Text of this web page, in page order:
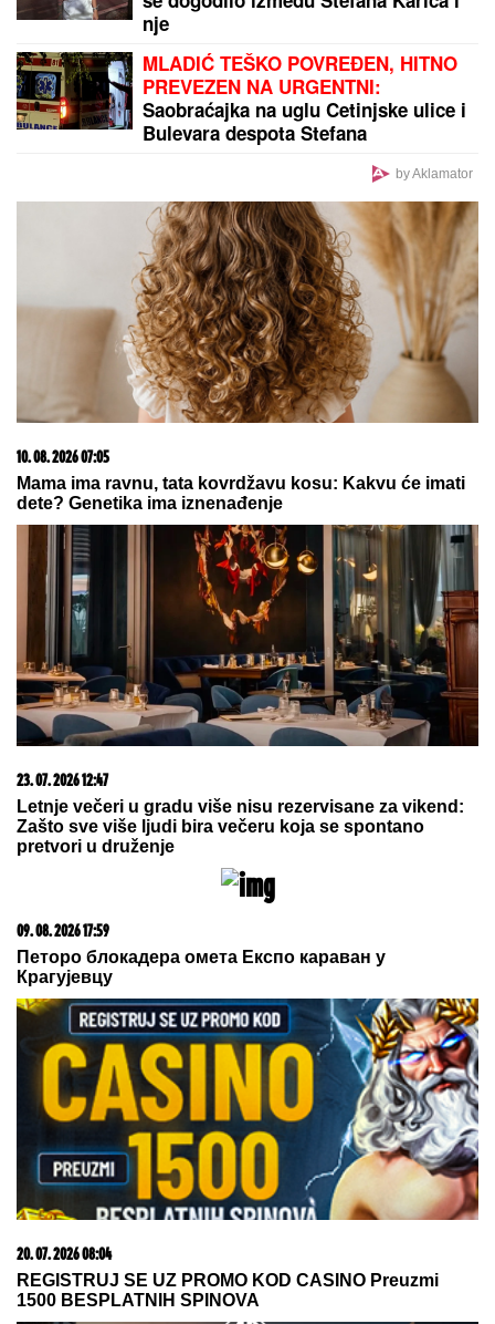
Sin (29) mu je preminuo usled komplikacija
izazvanih bakterijom, a pevač je od javnosti krio da
je i on sam nakon toga išao sa operacije na
operaciju
Novi odlazak iz Partizana: Posle pet
BAHAROV "UČENIK" DAJE
INSTRUKCIJE HAPOELU ZA
ZVEZDU:„Biće dramatično u
Beogradu“
SLETEO HELIKOPTEROM NA PREPUNU PLAŽU, PA
UŠAO U MORE:
Kada su videli šta radi, nisu mogli
da veruju (VIDEO)
"Nisam imala nameru, ali on se
napalio!" Teodora Delić je otkrila šta
se dogodilo između Stefana Karića i
MLADIĆ TEŠKO POVREĐEN, HITNO
PREVEZEN NA URGENTNI:
Saobraćajka na uglu Cetinjske ulice i
Bulevara despota Stefana
dete? Genetika ima iznenađenje